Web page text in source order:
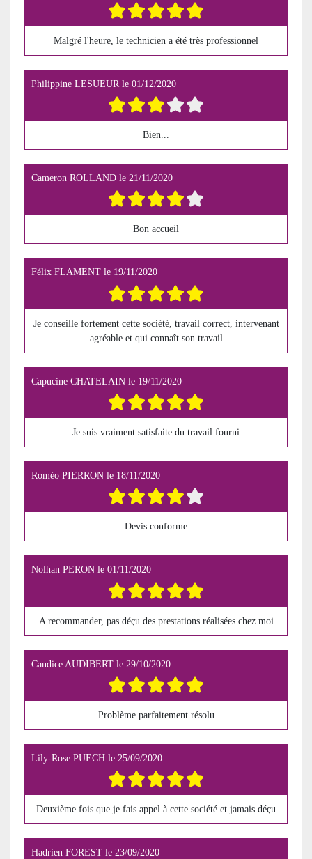
Malgré l'heure, le technicien a été très professionnel
Philippine LESUEUR le 01/12/2020
Bien...
Cameron ROLLAND le 21/11/2020
Bon accueil
Félix FLAMENT le 19/11/2020
Je conseille fortement cette société, travail correct, intervenant
agréable et qui connaît son travail
Capucine CHATELAIN le 19/11/2020
Je suis vraiment satisfaite du travail fourni
Roméo PIERRON le 18/11/2020
Devis conforme
Nolhan PERON le 01/11/2020
A recommander, pas déçu des prestations réalisées chez moi
Candice AUDIBERT le 29/10/2020
Problème parfaitement résolu
Lily-Rose PUECH le 25/09/2020
Deuxième fois que je fais appel à cette société et jamais déçu
Hadrien FOREST le 23/09/2020